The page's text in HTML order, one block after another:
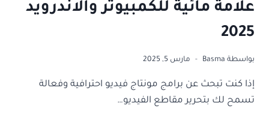
علامة مائية للكمبيوتر والاندرويد
2025
بواسطة Basma مارس 5, 2025
إذا كنت تبحث عن برامج مونتاج فيديو احترافية وفعالة
تسمح لك بتحرير مقاطع الفيديو…